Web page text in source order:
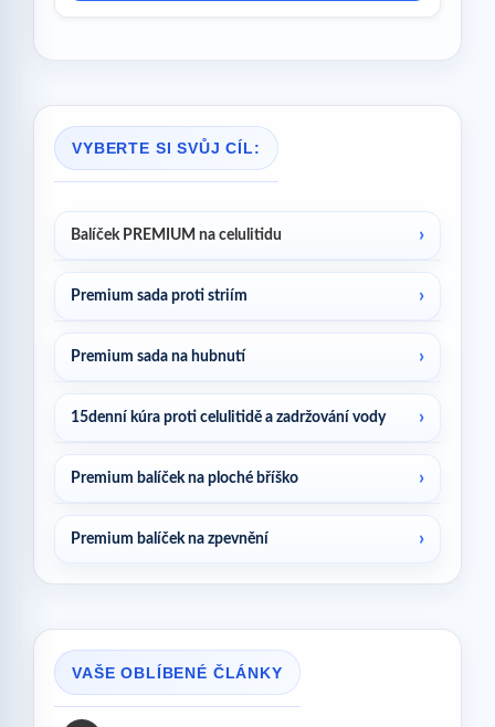
VYBERTE SI SVŮJ CÍL:
Balíček PREMIUM na celulitidu
Premium sada proti striím
Premium sada na hubnutí
15denní kúra proti celulitidě a zadržování vody
Premium balíček na ploché bříško
Premium balíček na zpevnění
VAŠE OBLÍBENÉ ČLÁNKY